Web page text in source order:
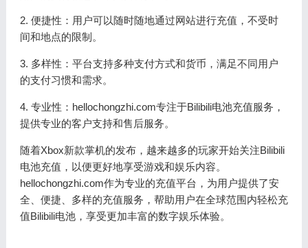
2. 便捷性：用户可以随时随地通过网站进行充值，不受时
间和地点的限制。
3. 多样性：平台支持多种支付方式和货币，满足不同用户
的支付习惯和需求。
4. 专业性：hellochongzhi.com专注于Bilibili电池充值服务，
提供专业的客户支持和售后服务。
随着Xbox新款掌机的发布，越来越多的玩家开始关注Bilibili
电池充值，以便更好地享受游戏和娱乐内容。
hellochongzhi.com作为专业的充值平台，为用户提供了安
全、便捷、多样的充值服务，帮助用户在全球范围内轻松充
值Bilibili电池，享受更加丰富的数字娱乐体验。